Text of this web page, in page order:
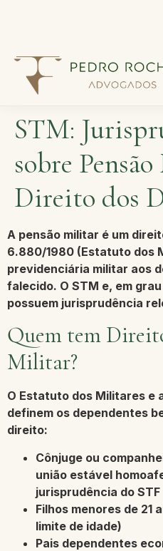
STM:
sobre
Direito dos
A pensão militar é um
6.880/1980 (Estatuto dos
previdenciária militar aos
falecido. O STM e, em
possuem jurisprudência
Quem tem
Militar?
O Estatuto dos Militares e
definem os dependentes
direito:
Cônjuge ou
união estável
jurisprudência do STF
Filhos menores de 21
limite de idade)
Pais dependentes